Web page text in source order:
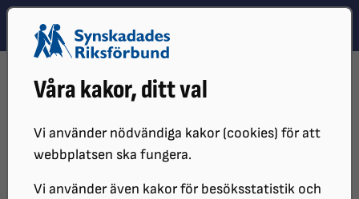
Våra kakor, ditt val
Vi använder nödvändiga kakor (cookies) för att
webbplatsen ska fungera.
Vi använder även kakor för besöksstatistik och
Hoppa till innehåll
Hoppa till hitta snabbt
VALET 2026: DET HÄR VILL SRF FÖRÄNDRA INOM FÄRDTJÄNSTEN
Valet 2026: Det här vill SRF
förändra inom färdtjänsten